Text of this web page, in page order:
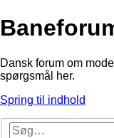
Dansk forum om
spørgsmål her.
Spring til indhold